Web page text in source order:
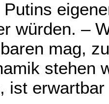
würden. –
mag,
stehen
ist